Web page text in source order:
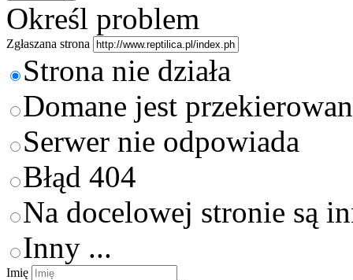
Określ problem
Zgłaszana strona
Strona nie działa
Domane jest
Serwer nie odpowiada
Błąd 404
Na docelowej stronie są
Inny ...
Imię